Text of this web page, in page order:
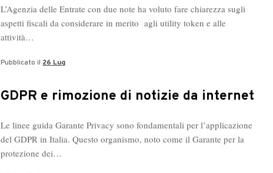
L’Agenzia delle Entrate con due note ha voluto fare chiarezza sugli
aspetti fiscali da considerare in merito agli utility token e alle
attività…
Pubblicato il 26 Lug
GDPR e rimozione di notizie da internet
Le linee guida Garante Privacy sono fondamentali per l’applicazione
del GDPR in Italia. Questo organismo, noto come il Garante per la
protezione dei…